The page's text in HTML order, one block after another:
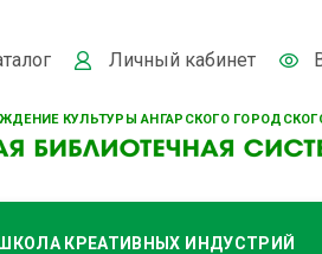
КУЛЬТУРЫ АНГАРСКОГО
Личный кабинет
ШКОЛА КРЕАТИВНЫХ ИНДУСТРИЙ